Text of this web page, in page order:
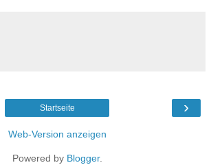
›
Startseite
Web-Version anzeigen
Powered by Blogger.